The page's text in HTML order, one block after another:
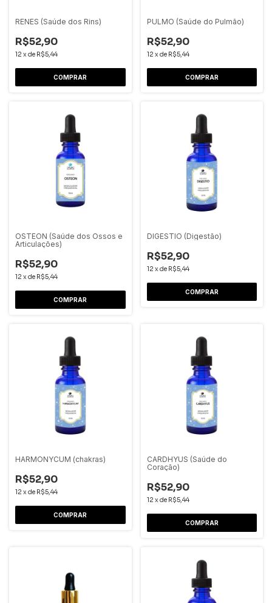
RENES (Saúde dos Rins)
R$52,90
12 x de R$5,44
PULMO (Saúde do Pulmão)
R$52,90
12 x de R$5,44
OSTEON (Saúde dos Ossos e
Articulações)
R$52,90
12 x de R$5,44
DIGESTIO (Digestão)
R$52,90
12 x de R$5,44
HARMONYCUM (chakras)
R$52,90
12 x de R$5,44
CARDHYUS (Saúde do
Coração)
R$52,90
12 x de R$5,44